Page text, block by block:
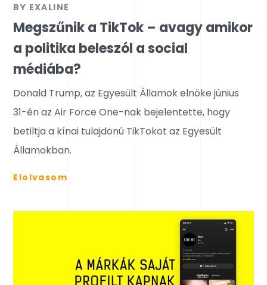
BY EXALINE
Megszűnik a TikTok – avagy amikor
a politika beleszól a social
médiába?
Donald Trump, az Egyesült Államok elnöke június
31-én az Air Force One-nak bejelentette, hogy
betiltja a kínai tulajdonú TikTokot az Egyesült
Államokban.
Elolvasom